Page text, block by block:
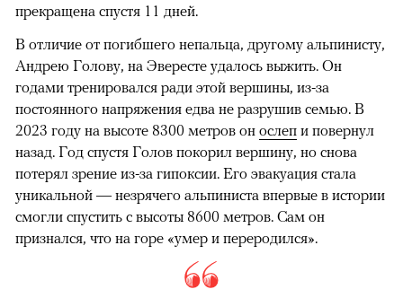
прекращена спустя 11 дней.
В отличие от погибшего непальца, другому альпинисту,
Андрею Голову, на Эвересте удалось выжить. Он
годами тренировался ради этой вершины, из-за
постоянного напряжения едва не разрушив семью. В
2023 году на высоте 8300 метров он ослеп и повернул
назад. Год спустя Голов покорил вершину, но снова
потерял зрение из-за гипоксии. Его эвакуация стала
уникальной — незрячего альпиниста впервые в истории
смогли спустить с высоты 8600 метров. Сам он
признался, что на горе «умер и переродился».